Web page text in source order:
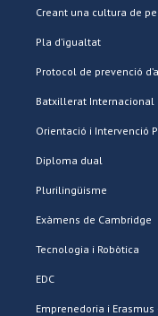
Creant una cultura de
Pla d’igualtat
Protocol de prevenció
Batxillerat Internacional
Orientació i Intervenció
Diploma dual
Plurilingüisme
Exàmens de Cambridge
Tecnologia i Robòtica
EDC
Emprenedoria i Erasmus